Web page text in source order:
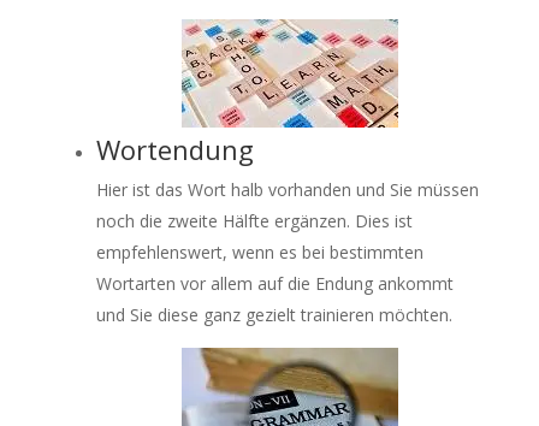
Wortendung
Hier ist das Wort halb vorhanden und Sie müssen
noch die zweite Hälfte ergänzen. Dies ist
empfehlenswert, wenn es bei bestimmten
Wortarten vor allem auf die Endung ankommt
und Sie diese ganz gezielt trainieren möchten.